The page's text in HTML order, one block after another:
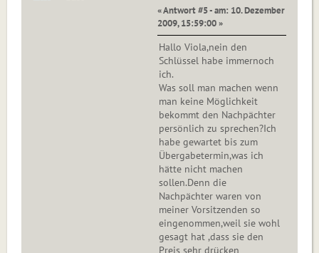
« Antwort #5 - am: 10. Dezember
2009, 15:59:00 »
Hallo Viola,nein den
Schlüssel habe immernoch
ich.
Was soll man machen wenn
man keine Möglichkeit
bekommt den Nachpächter
persönlich zu sprechen?Ich
habe gewartet bis zum
Übergabetermin,was ich
hätte nicht machen
sollen.Denn die
Nachpächter waren von
meiner Vorsitzenden so
eingenommen,weil sie wohl
gesagt hat ,dass sie den
Preis sehr drücken